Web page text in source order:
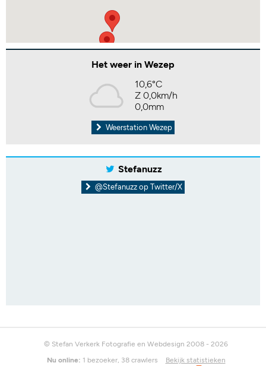
Het weer in Wezep
10,6°C
Z 0,0km/h
0,0mm
Weerstation Wezep
Stefanuzz
@Stefanuzz op Twitter/X
© Stefan Verkerk Fotografie en Webdesign 2008 - 2026
Nu online: 1 bezoeker, 38 crawlers
Bekijk statistieken